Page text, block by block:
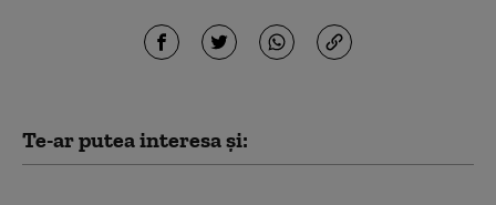
Te-ar putea interesa și: